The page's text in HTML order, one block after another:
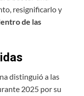
resignificarlo y
de las
distinguió a las
2025 por su